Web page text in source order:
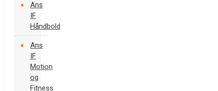
Ans
IF
Håndbold
Ans
IF
Motion
og
Fitness